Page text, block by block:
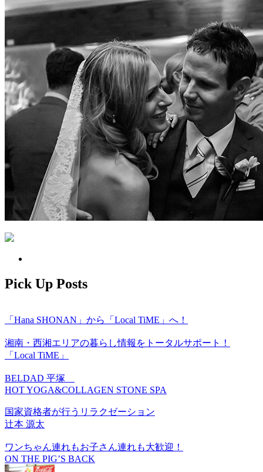
Pick Up Posts
「Hana SHONAN」から「Local TiME」へ！
湘南・西湘エリアの暮らし情報をトータルサポート！
「Local TiME」
BELDAD 平塚
HOT YOGA&COLLAGEN STONE SPA
国家資格者が行うリラクゼーション
辻本 源太
ワンちゃん連れもお子さん連れも大歓迎！
ON THE PIG’S BACK